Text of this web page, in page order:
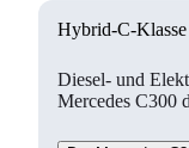
Hybrid-C-Klasse
Diesel- und
Mercedes C300